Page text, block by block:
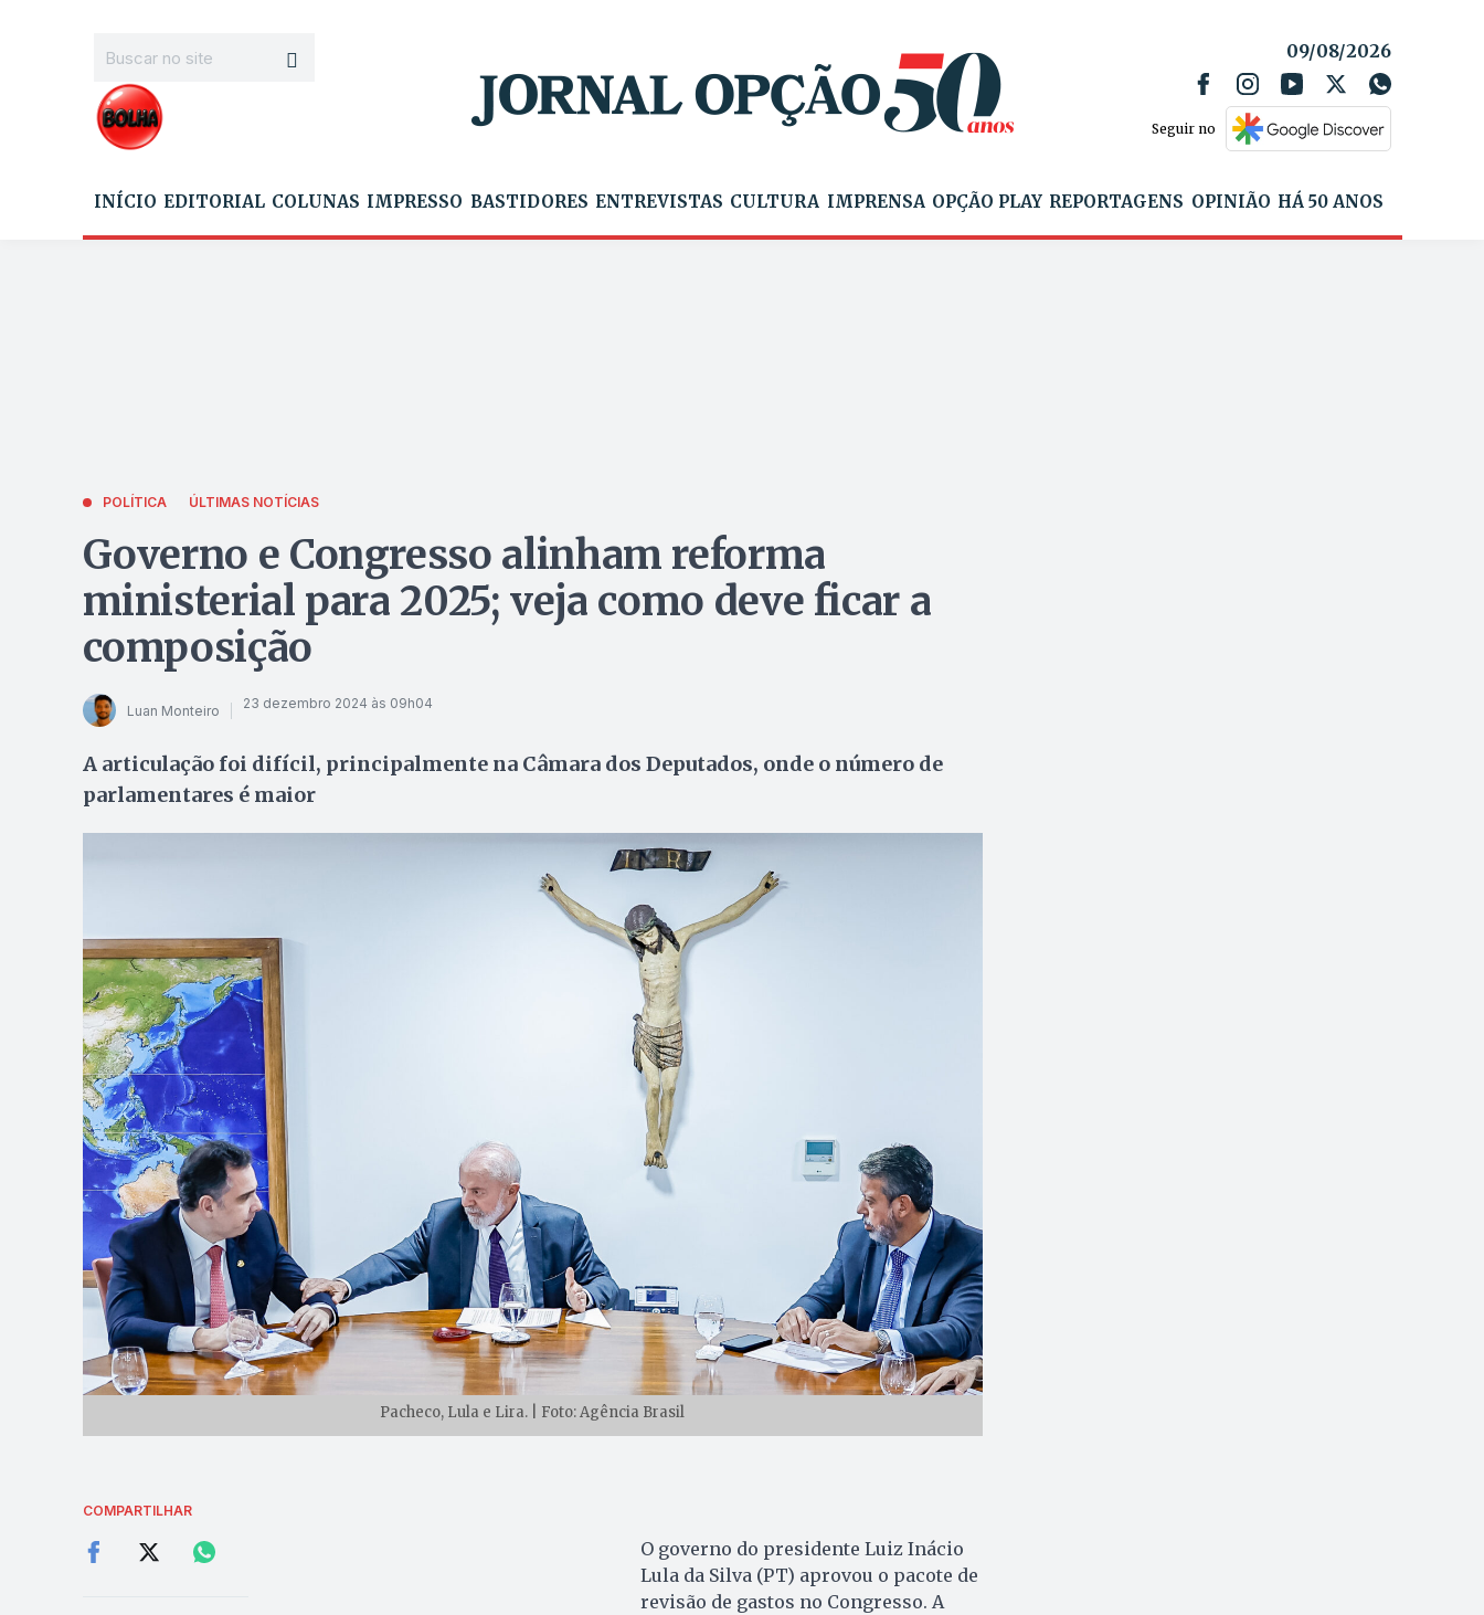
09/08/2026
Seguir no
INÍCIO EDITORIAL COLUNAS IMPRESSO BASTIDORES ENTREVISTAS CULTURA IMPRENSA OPÇÃO PLAY REPORTAGENS OPINIÃO HÁ 50 ANOS
POLÍTICA ÚLTIMAS NOTÍCIAS
Governo e Congresso alinham reforma
ministerial para 2025; veja como deve ficar a
composição
Luan Monteiro 23 dezembro 2024 às 09h04
A articulação foi difícil, principalmente na Câmara dos Deputados, onde o número de
parlamentares é maior
Pacheco, Lula e Lira. | Foto: Agência Brasil
COMPARTILHAR
O governo do presidente Luiz Inácio
Lula da Silva (PT) aprovou o pacote de
revisão de gastos no Congresso. A